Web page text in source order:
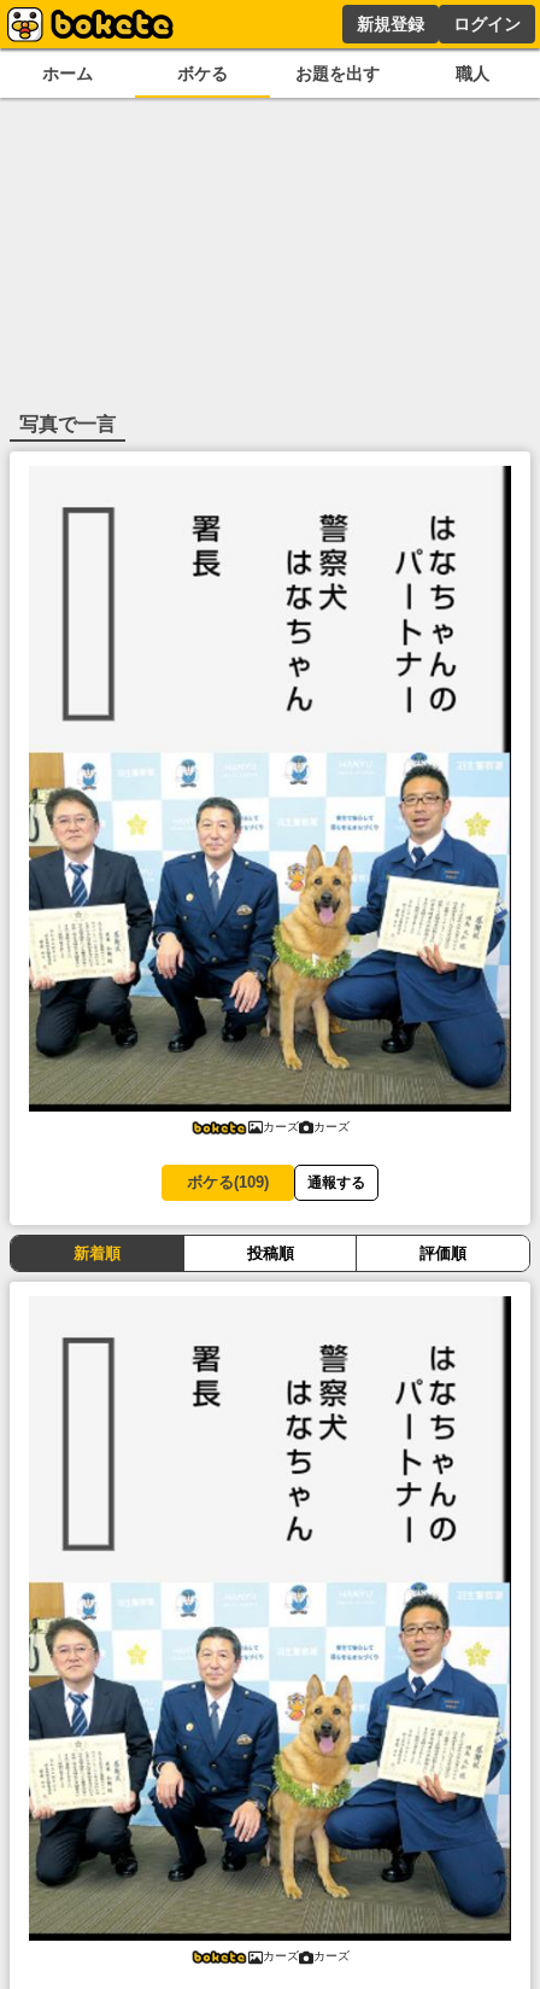
新規登録 ログイン
ホーム ボケる お題を出す 職人
写真で一言
カーズ カーズ
ボケる(109) 通報する
新着順 投稿順 評価順
カーズ カーズ